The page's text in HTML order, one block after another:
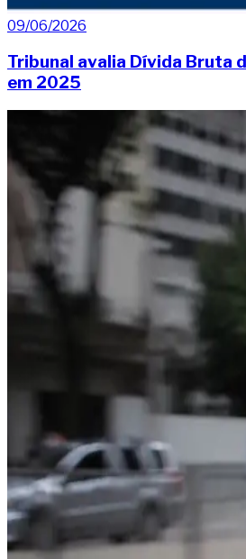
09/06/2026
Tribunal avalia Dívida Bruta
em 2025